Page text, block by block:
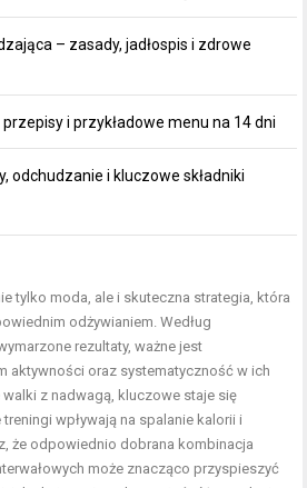
– zasady, jadłospis i zdrowe
przepisy i przykładowe menu na 14 dni
odchudzanie i kluczowe składniki
tylko moda, ale i skuteczna strategia, która
odżywianiem. Według
rezultaty, ważne jest
aktywności oraz systematyczność w ich
z nadwagą, kluczowe staje się
wpływają na spalanie kalorii i
że odpowiednio dobrana kombinacja
może znacząco przyspieszyć